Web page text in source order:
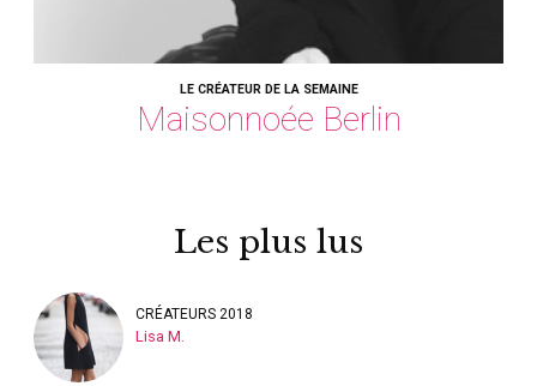
LE CRÉATEUR DE LA SEMAINE
Maisonnoée Berlin
Les plus lus
CRÉATEURS 2018
Lisa M.